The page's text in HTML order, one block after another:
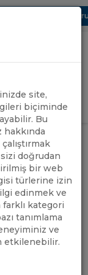
Vize
GİRİŞ YAP
KAPILARIYLA
site,
biçiminde
Bu
hakkında
doğrudan
bir web
türlerine izin
edinmek ve
farklı kategori
tanımlama
ve
etkilenebilir.